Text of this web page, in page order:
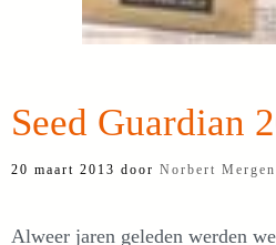
Seed Guardian
20 maart 2013 door Norbert Mergen
Alweer jaren geleden werden